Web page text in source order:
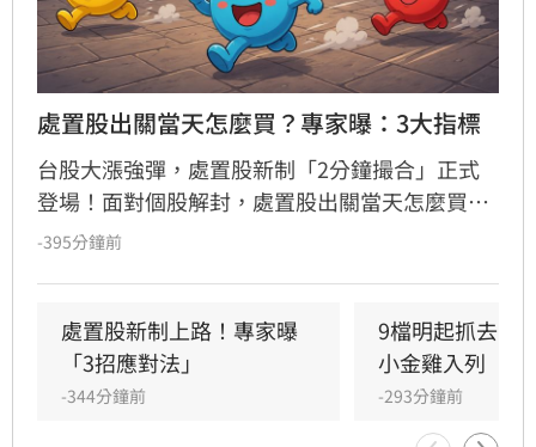
處置股出關當天怎麼買？專家曝：3大指標
台股大漲強彈，處置股新制「2分鐘撮合」正式
登場！面對個股解封，處置股出關當天怎麼買？
財經專家揭密三大評估指標與積極、保守型投資
-395分鐘前
處置股新制上路！專家曝
「3招應對法」
-344分鐘前
9檔明起抓去關
小金雞入列
-293分鐘前